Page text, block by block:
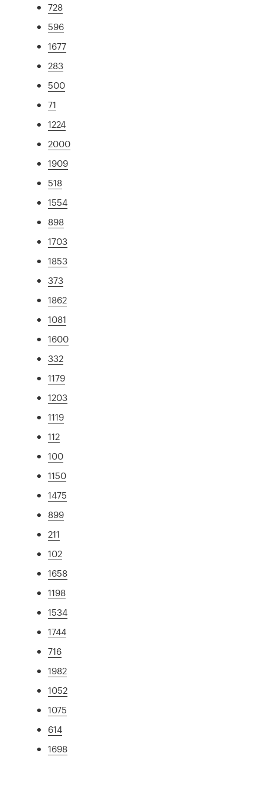
728
596
1677
283
500
71
1224
2000
1909
518
1554
898
1703
1853
373
1862
1081
1600
332
1179
1203
1119
112
100
1150
1475
899
211
102
1658
1198
1534
1744
716
1982
1052
1075
614
1698